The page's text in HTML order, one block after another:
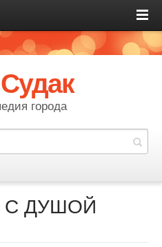
города
С ДУШОЙ